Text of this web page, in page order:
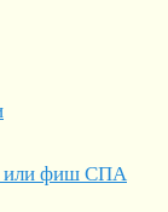
или фиш СПА